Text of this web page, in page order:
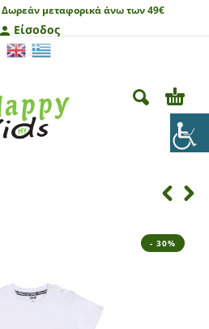
Δωρεάν μεταφορικά άνω των 49€
Είσοδος
- 30%